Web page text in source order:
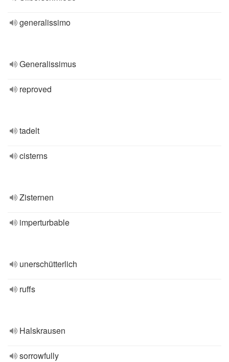
generalissimo
Generalissimus
reproved
tadelt
cisterns
Zisternen
imperturbable
unerschütterlich
ruffs
Halskrausen
sorrowfully